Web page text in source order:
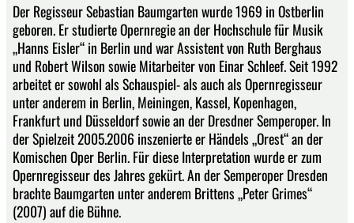
Der Regisseur Sebastian Baumgarten wurde 1969 in Ostberlin
geboren. Er studierte Opernregie an der Hochschule für Musik
„Hanns Eisler“ in Berlin und war Assistent von Ruth Berghaus
und Robert Wilson sowie Mitarbeiter von Einar Schleef. Seit 1992
arbeitet er sowohl als Schauspiel- als auch als Opernregisseur
unter anderem in Berlin, Meiningen, Kassel, Kopenhagen,
Frankfurt und Düsseldorf sowie an der Dresdner Semperoper. In
der Spielzeit 2005.2006 inszenierte er Händels „Orest“ an der
Komischen Oper Berlin. Für diese Interpretation wurde er zum
Opernregisseur des Jahres gekürt. An der Semperoper Dresden
brachte Baumgarten unter anderem Brittens „Peter Grimes“
(2007) auf die Bühne.